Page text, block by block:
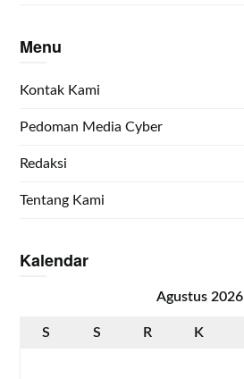
Menu
Kontak Kami
Pedoman Media Cyber
Redaksi
Tentang Kami
Kalendar
Agustus 2026
S S R K